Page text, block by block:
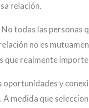
relación.
todas las personas
no es
que realmente
y
medida que